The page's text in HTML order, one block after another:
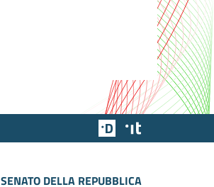
Team Digitale
SENATO DELLA REPUBBLICA